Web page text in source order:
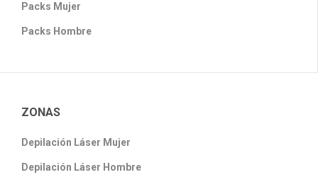
Packs Mujer
Packs Hombre
ZONAS
Depilación Láser Mujer
Depilación Láser Hombre